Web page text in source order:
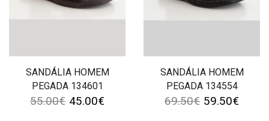
SANDÁLIA HOMEM
PEGADA 134601
55.00€ 45.00€
SANDÁLIA HOMEM
PEGADA 134554
69.50€ 59.50€